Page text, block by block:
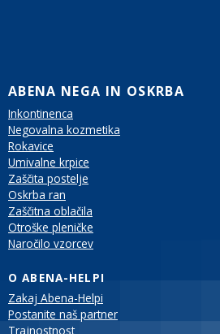
ABENA NEGA IN OSKRBA
Inkontinenca
Negovalna kozmetika
Rokavice
Umivalne krpice
Zaščita postelje
Oskrba ran
Zaščitna oblačila
Otroške pleničke
Naročilo vzorcev
O ABENA-HELPI
Zakaj Abena-Helpi
Postanite naš partner
Trajnostnost